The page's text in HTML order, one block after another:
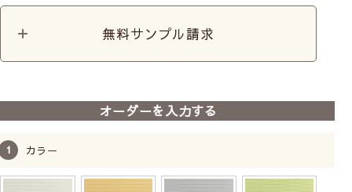
【遮光ロールスクリーン】
【ロールスクリーン】earth
の恵み｜ベーシックタイプ
9,700 税込
【防炎ロール
無料サンプル請求
オーダーを入力する
カラー